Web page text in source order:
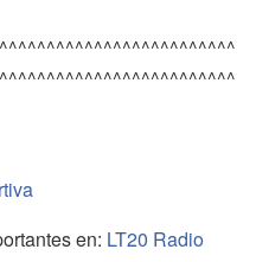
en: LT20 Radio